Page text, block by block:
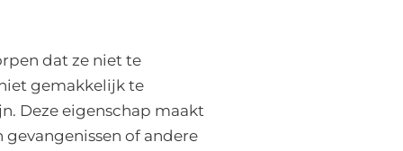
dat ze niet te
gemakkelijk te
Deze eigenschap maakt
of andere